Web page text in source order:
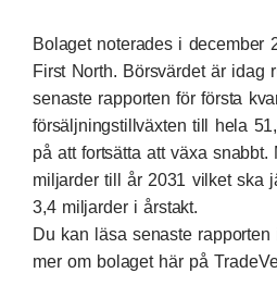
Bolaget noterades i december
First North. Börsvärdet är idag
senaste rapporten för första
försäljningstillväxten till hela
på att fortsätta att växa
miljarder till år 2031 vilket ska
3,4 miljarder i årstakt.
Du kan läsa senaste
mer om bolaget här på